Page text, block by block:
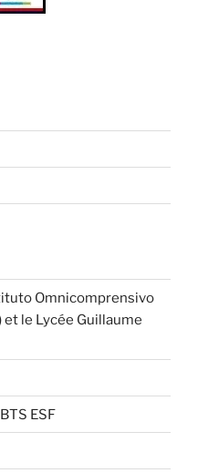
Omnicomprensivo
et le Lycée Guillaume
ESF